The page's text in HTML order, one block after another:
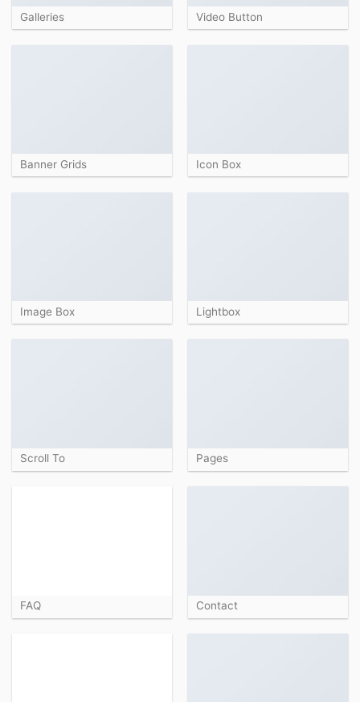
Galleries Video Button
Banner Grids Icon Box
Image Box Lightbox
Scroll To Pages
FAQ Contact